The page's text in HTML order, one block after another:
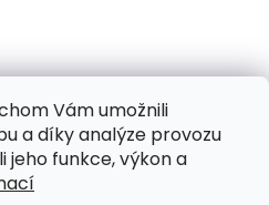
Vám umožnili
a díky analýze provozu
jeho funkce, výkon a